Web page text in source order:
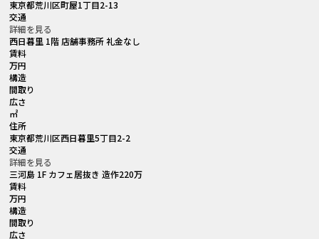
東京都荒川区町屋1丁目2-13
交通
詳細を見る
西日暮里 1階 店舗事務所 礼金なし
賃料
万円
構造
間取り
広さ
㎡
住所
東京都荒川区西日暮里5丁目2-2
交通
詳細を見る
三河島 1F カフェ居抜き 造作220万
賃料
万円
構造
間取り
広さ